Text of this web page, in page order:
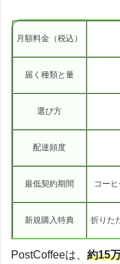
月額料金（税込）
届く種類と量
選び方
配達頻度
最低契約期間 コー
新規購入特典 折りた
PostCoffeeは、 約15